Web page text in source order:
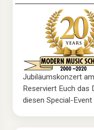
Jubiläumskonzert
Reserviert Euch das
diesen Special-Event